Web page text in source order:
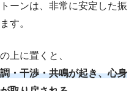
ーンは、非常に安定した振
す。
上に置くと、
・干渉・共鳴が起き、心身